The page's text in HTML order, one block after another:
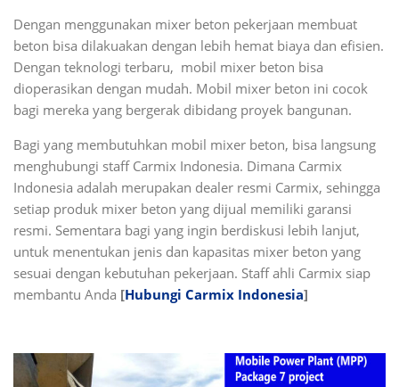
Dengan menggunakan mixer beton pekerjaan membuat
beton bisa dilakuakan dengan lebih hemat biaya dan efisien.
Dengan teknologi terbaru, mobil mixer beton bisa
dioperasikan dengan mudah. Mobil mixer beton ini cocok
bagi mereka yang bergerak dibidang proyek bangunan.
Bagi yang membutuhkan mobil mixer beton, bisa langsung
menghubungi staff Carmix Indonesia. Dimana Carmix
Indonesia adalah merupakan dealer resmi Carmix, sehingga
setiap produk mixer beton yang dijual memiliki garansi
resmi. Sementara bagi yang ingin berdiskusi lebih lanjut,
untuk menentukan jenis dan kapasitas mixer beton yang
sesuai dengan kebutuhan pekerjaan. Staff ahli Carmix siap
membantu Anda [Hubungi Carmix Indonesia]